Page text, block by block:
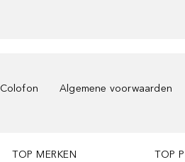
Colofon Algemene voorwaarden
TOP MERKEN TOP